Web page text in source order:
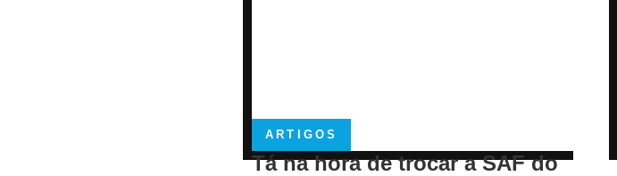
ARTIGOS
Tá na hora de trocar a SAF do